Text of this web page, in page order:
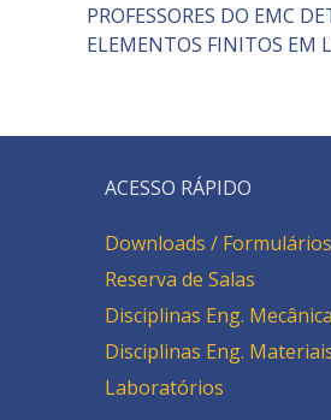
PROFESSORES DO EMC
ELEMENTOS FINITOS EM
ACESSO RÁPIDO
Downloads / Formulários
Reserva de Salas
Disciplinas Eng. Mecânica
Disciplinas Eng.
Laboratórios